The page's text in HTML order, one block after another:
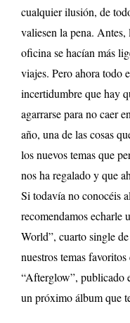
cualquier ilusión, de
valiesen la pena. Antes,
oficina se hacían más
viajes. Pero ahora todo
incertidumbre que hay
agarrarse para no caer
año, una de las cosas
los nuevos temas que
nos ha regalado y que
Si todavía no conocéis
recomendamos echarle
World”, cuarto single de
nuestros temas
“Afterglow”, publicado
un próximo álbum que